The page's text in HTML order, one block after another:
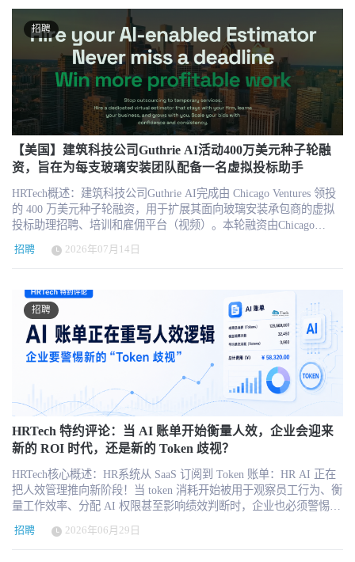
规和组织发展等16个HR实践领域。其中，20个最常见的应用集中在
招聘、HR平台、学习发展、绩效管理、员工沟通和人才分析六个领
域。招聘相关场景占据近一半，说明目前最成熟的HR AI仍然集中在
高频、标准化、数据相对清晰并且容易人工复核的工作中。 对于企
业HR来说，这20个场景比“AI将如何改变人力资源”这样的宏观讨论
更有参考价值。它们不仅展示了企业正在使用AI做什么，也揭示了
HR AI产品最容易从哪里切入、如何形成稳定使用，以及哪些应用有
机会从单点工具发展成为企业级工作平台。 20个最常见的HR AI应
用，正在形成四类产品 第一类是招聘与人才获取，也是目前应用最
集中的HR AI市场。 常见场景包括职位描述起草与优化、自动简历
解析与筛选、招聘广告程序化优化、AI辅助搜寻被动候选人、候选
人识别、人才管道清理，以及面试转录与总结。 其中，职位描述起
草与优化是目前最常见的HR AI应用，采用率达到20%；自动简历解
析与筛选为16%；招聘广告优化和被动候选人搜寻均为12%；候选人
与岗位匹配为11%。 第二类是HR平台与员工知识服务。 文件提交提
点，是AI不再作为一个独立聊天工具存在，而是进入员工服务、HR
运营和系统操作流程。 员工提出休假、福利、薪酬或公司政策问题
后，系统不仅需要回答问题，还应该识别员工身份、调用适用政
策、提供对应表单，并引导员工完成下一步操作。 第三类是学习与
发展。 长篇培训资料摘要、AI生成测验与情景练习、微学习内容生
成、个性化学习推荐和自适应学习体验，正在成为学习平台的重要
阶段，系统将根据员工岗位、能力差距、学习历史和业务任务，动
态决定向谁推荐什么内容，以及在什么时间提供学习支持。 第四类
是绩效、沟通和员工反馈。 AI辅助起草绩效评语、常规HR沟通、目
标设定支持，以及新员工调查与反馈分析，都已经进入较常见的应
用范围。 这些功能距离员工和管理者的日常工作更近，也更容易形
成稳定的使用频率。但企业需要清楚区分“辅助表达”和“替代判断”。
AI可以帮助管理者整理事实、改善表达和识别遗漏，却不应在缺乏
业务背景的情况下，独立决定员工表现、晋升机会或后续管理措
施。 企业应该从哪一个AI场景开始 很多HR团队面临的真正困难，
招聘
【美国】建筑科技公司Guthrie AI活动400万美元种子轮融
资，旨在为每支玻璃安装团队配备一名虚拟投标助手
HRTech概述：建筑科技公司Guthrie AI完成由 Chicago Ventures 领投
的 400 万美元种子轮融资，用于扩展其面向玻璃安装承包商的虚拟
投标助理招聘、培训和雇佣平台（视频）。本轮融资由Chicago
Ventures领投。虚拟投标助理就像是估价师（“医生”）的“护士”——
负责准备信息、协助按时获取报价，并确保投标书内容全面完整。
目前已有 52 家玻璃安装商和供应商聘用了 Guthrie AI 的虚拟投标助
手，将投标周期从数周缩短至数天，且在未增加人手的情况下，投
标数量增加了 70%。 建筑科技公司Guthrie AI 完成由 Chicago
Ventures 领投的 400 万美元种子轮融资，本轮融资由Chicago Ventures
领投。公司计划利用这笔资金扩充工程团队，并深化与估算师现有
工具（包括 Bluebeam、Outlook 和 Excel）的集成。 故事背景 时间
永远不够用。这是全国每一位玻璃工程估算师最常挂在嘴边的话。
没有足够的时间进行工程量计算，没有足够的时间在截止日期前获
取报价，也没有足够的时间修正那些令人费解的图纸。 众所周知，
行业正朝着错误的方向发展。总承包商在正式承接项目前，要求提
供更详细的工程范围细分、更多轮的报价以及更多轮的预算核算。
利润率不断缩减，玻璃安装商不得不承担的风险已达到难以承受的
该行业的新人本就寥寥无几。信任新人更是难上加难。即便找到了
合适的人选，要让他们融入团队并按既定方式工作，也需要数月时
间。 Guthrie AI 已经完成了最困难的部分。他们招募并培训了“虚拟
投标助理”（VBA），并构建了相应的平台，使雇主能够轻松招聘、
招聘 2026年07月14日
招聘
HRTech 特约评论：当 AI 账单开始衡量人效，企业会迎来
新的 ROI 时代，还是新的 Token 歧视？
HRTech核心概述：HR系统从 SaaS 订阅到 Token 账单：HR AI 正在
把人效管理推向新阶段！当 token 消耗开始被用于观察员工行为、衡
量工作效率、分配 AI 权限甚至影响绩效判断时，企业也必须警惕一
种新的组织风险：Token 歧视。更多前沿观察，请关注 #HRTech 企
业购买 HR AI 软件，正在从“买一套系统”变成“购买一套持续消耗的
智能基础设施”。过去 SaaS 的成本主要由席位、模块和年费决定，
招聘 2026年06月29日